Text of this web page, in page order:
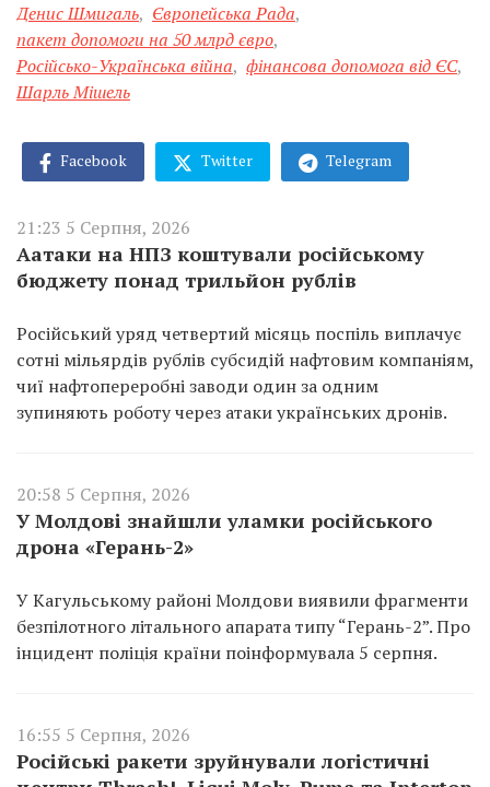
Денис Шмигаль, Європейська Рада,
пакет допомоги на 50 млрд євро,
Російсько-Українська війна, фінансова допомога від ЄС,
Шарль Мішель
Facebook Twitter Telegram
21:23 5 Серпня, 2026
Аатаки на НПЗ коштували російському
бюджету понад трильйон рублів
Російський уряд четвертий місяць поспіль виплачує
сотні мільярдів рублів субсидій нафтовим компаніям,
чиї нафтопереробні заводи один за одним
зупиняють роботу через атаки українських дронів.
20:58 5 Серпня, 2026
У Молдові знайшли уламки російського
дрона «Герань-2»
У Кагульському районі Молдови виявили фрагменти
безпілотного літального апарата типу “Герань-2”. Про
інцидент поліція країни поінформувала 5 серпня.
16:55 5 Серпня, 2026
Російські ракети зруйнували логістичні